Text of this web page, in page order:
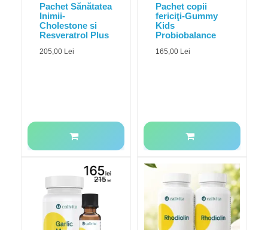
Pachet Sănătatea
Inimii-
Cholestone si
Resveratrol Plus
205,00 Lei
Pachet copii
fericiţi-Gummy
Kids
Probiobalance
165,00 Lei